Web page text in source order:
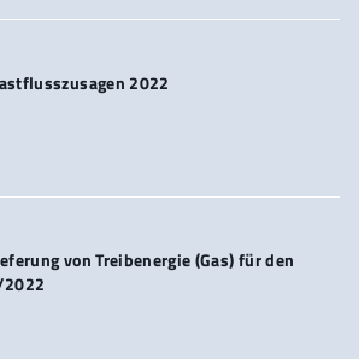
2022
von Treibenergie (Gas) für den